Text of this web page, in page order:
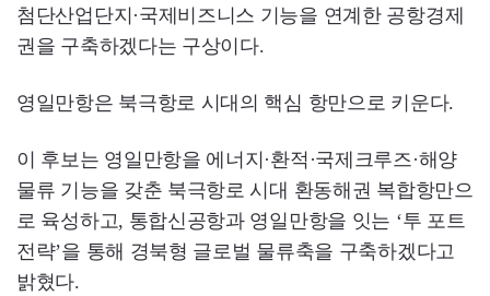
첨단산업단지·국제비즈니스 기능을 연계한 공항경제
권을 구축하겠다는 구상이다.
영일만항은 북극항로 시대의 핵심 항만으로 키운다.
이 후보는 영일만항을 에너지·환적·국제크루즈·해양
물류 기능을 갖춘 북극항로 시대 환동해권 복합항만으
로 육성하고, 통합신공항과 영일만항을 잇는 ‘투 포트
전략’을 통해 경북형 글로벌 물류축을 구축하겠다고
밝혔다.